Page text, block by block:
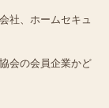
社、ホームセキュ
会の会員企業かど